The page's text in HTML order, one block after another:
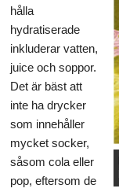
hålla
hydratiserade
inkluderar vatten,
juice och soppor.
Det är bäst att
inte ha drycker
som innehåller
mycket socker,
såsom cola eller
pop, eftersom de